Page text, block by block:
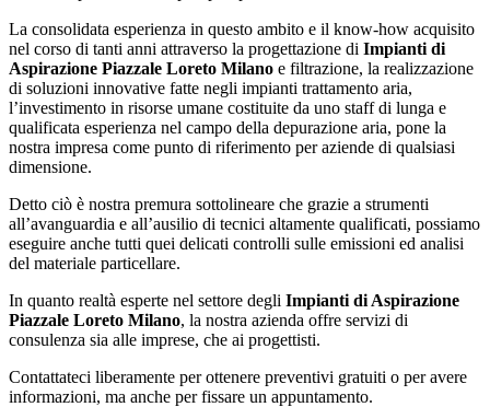
La consolidata esperienza in questo ambito e il know-how acquisito
nel corso di tanti anni attraverso la progettazione di Impianti di
Aspirazione Piazzale Loreto Milano e filtrazione, la realizzazione
di soluzioni innovative fatte negli impianti trattamento aria,
l’investimento in risorse umane costituite da uno staff di lunga e
qualificata esperienza nel campo della depurazione aria, pone la
nostra impresa come punto di riferimento per aziende di qualsiasi
dimensione.
Detto ciò è nostra premura sottolineare che grazie a strumenti
all’avanguardia e all’ausilio di tecnici altamente qualificati, possiamo
eseguire anche tutti quei delicati controlli sulle emissioni ed analisi
del materiale particellare.
In quanto realtà esperte nel settore degli Impianti di Aspirazione
Piazzale Loreto Milano, la nostra azienda offre servizi di
consulenza sia alle imprese, che ai progettisti.
Contattateci liberamente per ottenere preventivi gratuiti o per avere
informazioni, ma anche per fissare un appuntamento.